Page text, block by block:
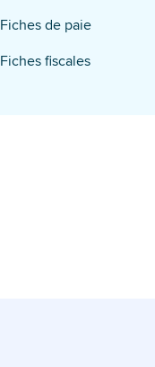
Fiches de paie
Fiches fiscales